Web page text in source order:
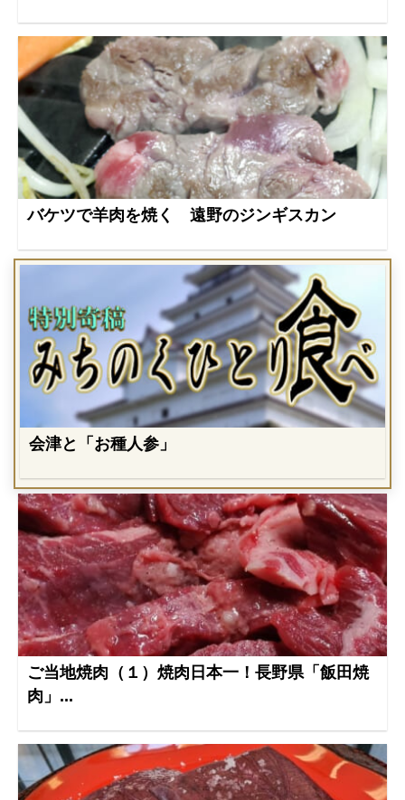
バケツで羊肉を焼く 遠野のジンギスカン
会津と「お種人参」
ご当地焼肉（１）焼肉日本一！長野県「飯田焼
肉」...